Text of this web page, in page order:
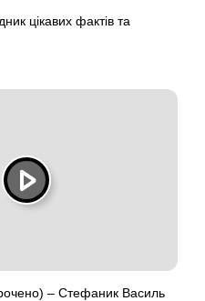
цікавих фактів та
– Стефаник Василь